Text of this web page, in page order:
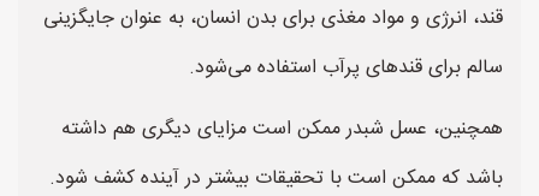
قند، انرژی و مواد مغذی برای بدن انسان، به عنوان جایگزینی
سالم برای قندهای پرآب استفاده می‌شود.
همچنین، عسل شبدر ممکن است مزایای دیگری هم داشته
باشد که ممکن است با تحقیقات بیشتر در آینده کشف شود.